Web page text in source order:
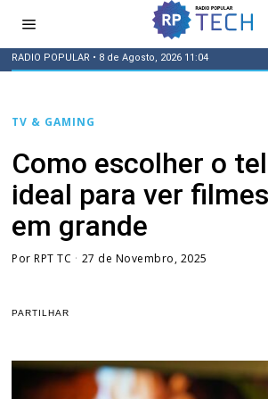
RADIO POPULAR • 8 de Agosto, 2026 11:04
TV & GAMING
Como escolher o
ideal para ver
em grande
PorRPT TC 27 de Novembro, 2025
PARTILHAR